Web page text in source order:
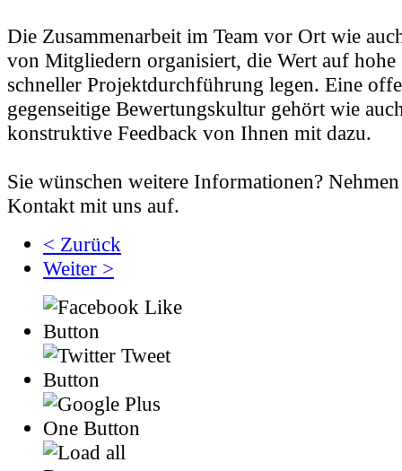
Die Zusammenarbeit im Team vor Ort wie
von Mitgliedern organisiert, die Wert auf hohe
schneller Projektdurchführung legen. Eine
gegenseitige Bewertungskultur gehört wie
konstruktive Feedback von Ihnen mit dazu.
Sie wünschen weitere Informationen?
Kontakt mit uns auf.
< Zurück
Weiter >